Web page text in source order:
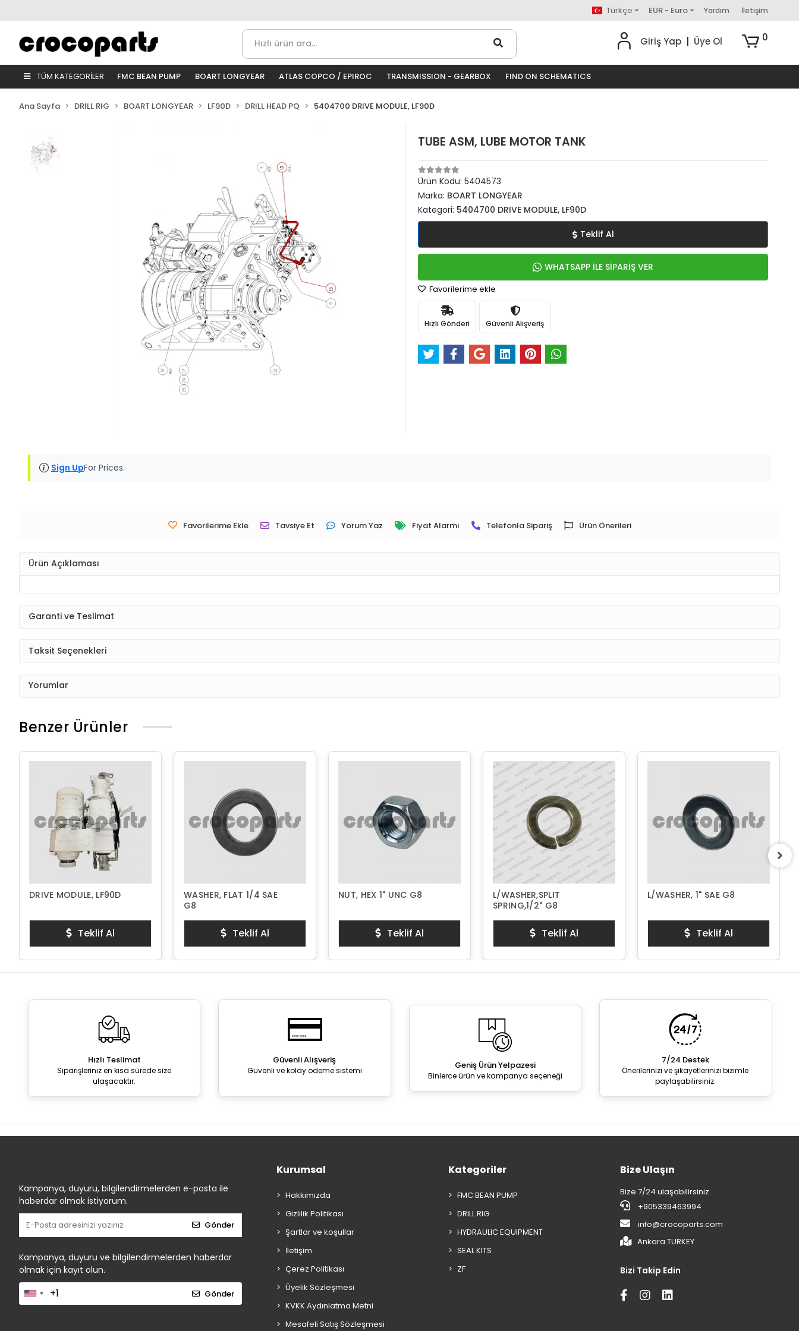
Türkçe EUR - Euro Yardım İletişim
Giriş Yap Üye Ol 0
TÜM KATEGORİLER FMC BEAN PUMP BOART LONGYEAR ATLAS COPCO / EPIROC TRANSMISSION - GEARBOX FIND ON SCHEMATICS
Ana Sayfa DRILL RIG BOART LONGYEAR LF90D DRILL HEAD PQ 5404700 DRIVE MODULE, LF90D
TUBE ASM, LUBE MOTOR TANK
Ürün Kodu: 5404573
Marka: BOART LONGYEAR
Kategori: 5404700 DRIVE MODULE, LF90D
Teklif Al
WHATSAPP İLE SİPARİŞ VER
Favorilerime ekle
Hızlı Gönderi Güvenli Alışveriş
Sign UpFor Prices.
Favorilerime Ekle Tavsiye Et Yorum Yaz Fiyat Alarmı Telefonla Sipariş Ürün Önerileri
Ürün Açıklaması
Garanti ve Teslimat
Taksit Seçenekleri
Yorumlar
Benzer Ürünler
DRIVE MODULE, LF90D
Teklif Al
WASHER, FLAT 1/4 SAE
G8
Teklif Al
NUT, HEX 1" UNC G8
Teklif Al
L/WASHER,SPLIT
SPRING,1/2" G8
Teklif Al
L/WASHER, 1" SAE G8
Teklif Al
Hızlı Teslimat
Siparişleriniz en kısa sürede size
ulaşacaktır.
Güvenli Alışveriş
Güvenli ve kolay ödeme sistemi Geniş Ürün Yelpazesi
Binlerce ürün ve kampanya seçeneği
7/24 Destek
Önerilerinizi ve şikayetlerinizi bizimle
paylaşabilirsiniz.
Kampanya, duyuru, bilgilendirmelerden e-posta ile
haberdar olmak istiyorum.
Gönder
Kampanya, duyuru ve bilgilendirmelerden haberdar
olmak için kayıt olun.
Gönder
Kurumsal
Hakkımızda
Gizlilik Politikası
Şartlar ve koşullar
İletişim
Çerez Politikası
Üyelik Sözleşmesi
KVKK Aydınlatma Metni
Mesafeli Satış Sözleşmesi
Kategoriler
FMC BEAN PUMP
DRILL RIG
HYDRAULIC EQUIPMENT
SEAL KITS
ZF
Bize Ulaşın
Bize 7/24 ulaşabilirsiniz.
+905339463994
info@crocoparts.com
Ankara TURKEY
Bizi Takip Edin